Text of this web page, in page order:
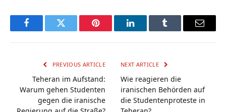
FacebookTwitter Pinterest LinkedInTumblr Email
PREVIOUS ARTICLE
Teheran im Aufstand:
Warum gehen Studenten
gegen die iranische
NEXT ARTICLE
Wie reagieren die
iranischen Behörden auf
die Studentenproteste in